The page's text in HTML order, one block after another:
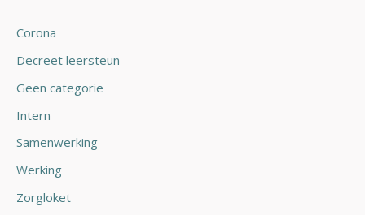
Corona
Decreet leersteun
Geen categorie
Intern
Samenwerking
Werking
Zorgloket